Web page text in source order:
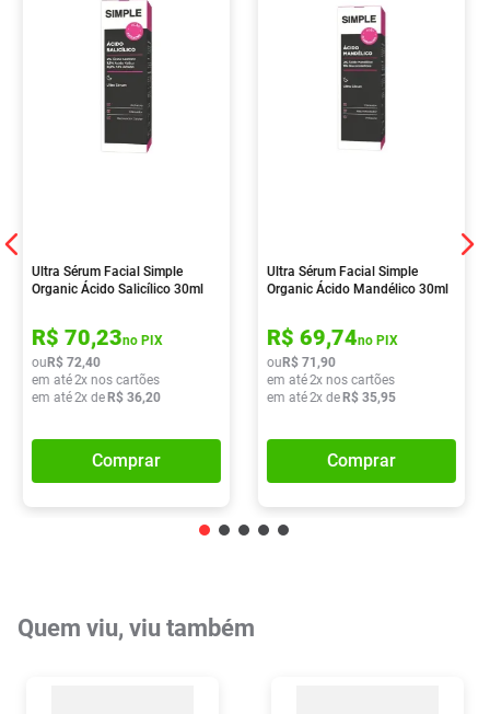
Ultra Sérum Facial Simple
Organic Ácido Salicílico 30ml
R$ 70,23no PIX
ou R$ 72,40
em até2x nos cartões
em até2x de R$ 36,20
Comprar
Ultra Sérum Facial Simple
Organic Ácido Mandélico 30ml
R$ 69,74no PIX
ou R$ 71 ,90
em até2x nos cartões
em até2x de R$ 35,95
Comprar
Quem viu, viu também